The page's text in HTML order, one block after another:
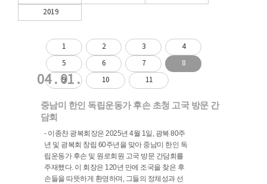
2019
1 2 3 4
5 6 7 8
9 10 11
04 . 01 .
중남미 한인 독립운동가 후손 초청 고국 방문 간
담회
- 이종찬 광복회장은 2025년 4월 1일, 광복 80주
년 및 광복회 창립 60주년을 맞아 중남미 한인 독
립운동가 후손 및 원로회원 고국 방문 간담회를
주재했다. 이 회장은 120년 만에 조국을 찾은 후
손들을 따뜻하게 환영하며, 그들의 정체성과 선